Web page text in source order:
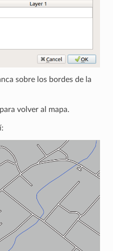
sobre los bordes de la
volver al mapa.